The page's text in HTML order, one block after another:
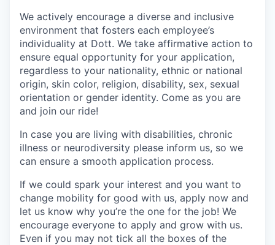
We actively encourage a diverse and inclusive
environment that fosters each employee’s
individuality at Dott. We take affirmative action to
ensure equal opportunity for your application,
regardless to your nationality, ethnic or national
origin, skin color, religion, disability, sex, sexual
orientation or gender identity. Come as you are
and join our ride!
In case you are living with disabilities, chronic
illness or neurodiversity please inform us, so we
can ensure a smooth application process.
If we could spark your interest and you want to
change mobility for good with us, apply now and
let us know why you’re the one for the job! We
encourage everyone to apply and grow with us.
Even if you may not tick all the boxes of the